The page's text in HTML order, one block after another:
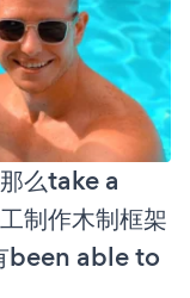
么take a
制作木制框架
been able to